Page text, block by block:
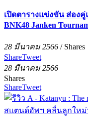
เปิดตารางแข่งขัน ส่อง
BNK48 Janken
28 มีนาคม 2566 / Shares
ShareTweet
28 มีนาคม 2566
Shares
ShareTweet